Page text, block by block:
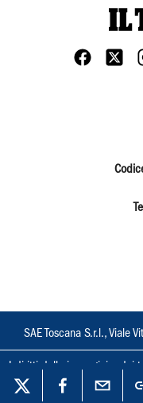
SAE Toscana S.r.l., Viale
I diritti delle immagini e dei
loro riproduzione con